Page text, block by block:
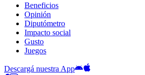
Beneficios
Opinión
Diputómetro
Impacto social
Gusto
Juegos
Descargá nuestra App